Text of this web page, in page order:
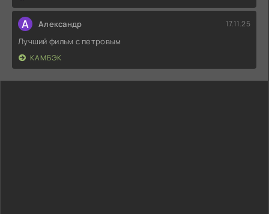
А Александр 17.11.25
Лучший фильм с петровым
КАМБЭК